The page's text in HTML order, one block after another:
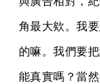
角最大欸。我
的嘛。我們要
能真實嗎？當